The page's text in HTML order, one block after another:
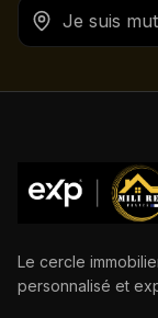
Le cercle
personnalisé et